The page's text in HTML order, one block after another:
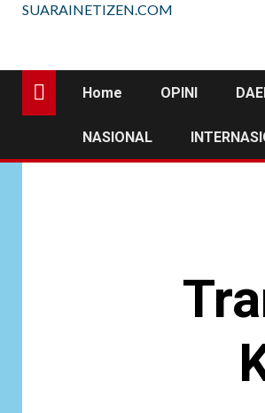
SUARAINETIZEN.COM
Home OPINI
NASIONAL